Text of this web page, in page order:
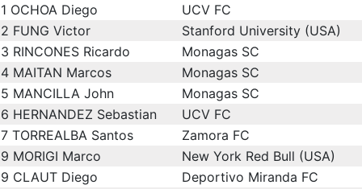
1 OCHOA Diego
UCV FC
2 FUNG Victor
Stanford University (USA)
3 RINCONES Ricardo
Monagas SC
4 MAITAN Marcos
Monagas SC
5 MANCILLA John
Monagas SC
6 HERNANDEZ Sebastian
UCV FC
7 TORREALBA Santos
Zamora FC
9 MORIGI Marco
New York Red Bull (USA)
9 CLAUT Diego
Deportivo Miranda FC